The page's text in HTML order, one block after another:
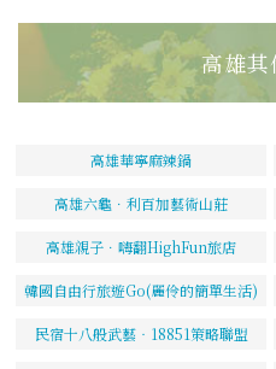
高雄其
高雄華寧麻辣鍋
高雄六龜．利百加藝術山莊
高雄親子．嗨翻HighFun旅店
韓國自由行旅遊Go(麗伶的簡單生活)
民宿十八般武藝‧18851策略聯盟